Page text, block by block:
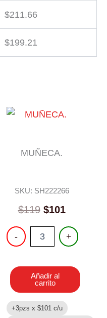
$211.66
$199.21
MUÑECA.
SKU: SH222266
$119 $101
-
MUÑECA.
cantidad
+
Añadir al
carrito
+3pzs x $101 c/u